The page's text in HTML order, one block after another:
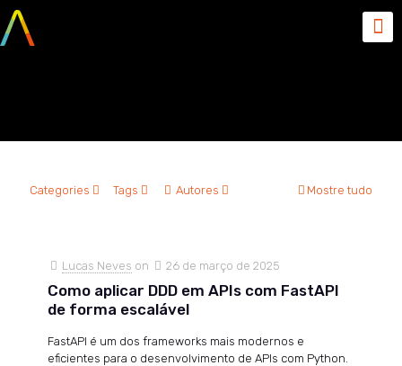
Categories Tags Autores Mostre tudo
Lucas Neves on 26 de março de 2025
Como aplicar DDD em APIs com FastAPI
de forma escalável
FastAPI é um dos frameworks mais modernos e
eficientes para o desenvolvimento de APIs com Python.